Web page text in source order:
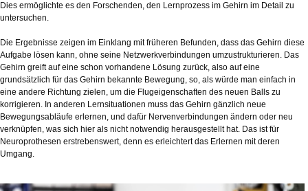
Dies ermöglichte es den Forschenden, den Lernprozess im Gehirn im Detail zu
untersuchen.
Die Ergebnisse zeigen im Einklang mit früheren Befunden, dass das Gehirn diese
Aufgabe lösen kann, ohne seine Netzwerkverbindungen umzustrukturieren. Das
Gehirn greift auf eine schon vorhandene Lösung zurück, also auf eine
grundsätzlich für das Gehirn bekannte Bewegung, so, als würde man einfach in
eine andere Richtung zielen, um die Flugeigenschaften des neuen Balls zu
korrigieren. In anderen Lernsituationen muss das Gehirn gänzlich neue
Bewegungsabläufe erlernen, und dafür Nervenverbindungen ändern oder neu
verknüpfen, was sich hier als nicht notwendig herausgestellt hat. Das ist für
Neuroprothesen erstrebenswert, denn es erleichtert das Erlernen mit deren
Umgang.